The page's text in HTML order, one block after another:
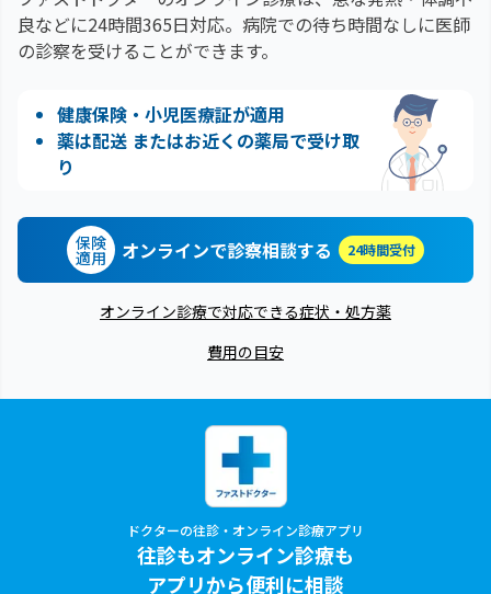
良などに24時間365日対応。 病院での待ち時間なしに医師
の診察を受けることができます。
健康保険・小児医療証が適用
薬は配送 またはお近くの薬局で受け取
り
保険
適用 オンラインで診察相談する 24時間受付
オンライン診療で対応できる症状・処方薬
費用の目安
ドクターの往診・オンライン診療アプリ
往診もオンライン診療も
アプリから便利に相談